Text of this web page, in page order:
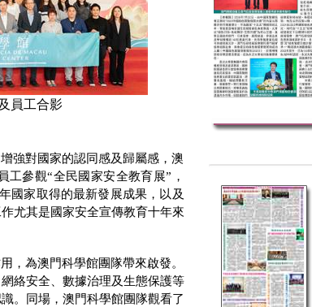
員工合影
強對國家的認同感及歸屬感，澳
工參觀“全民國家安全教育展”，
國家取得的最新發展成果，以及
尤其是國家安全宣傳教育十年來
，為澳門科學館團隊帶來啟發。
絡安全、數據治理及生態保護等
。同場，澳門科學館團隊觀看了